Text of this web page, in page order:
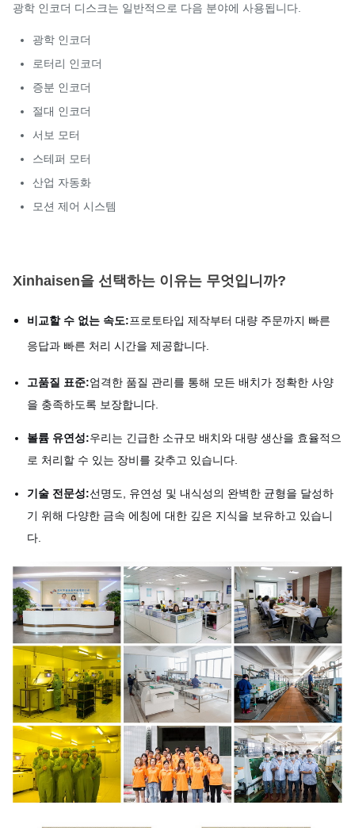
광학 인코더 디스크는 일반적으로 다음 분야에 사용됩니다.
광학 인코더
로터리 인코더
증분 인코더
절대 인코더
서보 모터
스테퍼 모터
산업 자동화
모션 제어 시스템
Xinhaisen을 선택하는 이유는 무엇입니까?
비교할 수 없는 속도:프로토타입 제작부터 대량 주문까지 빠른
응답과 빠른 처리 시간을 제공합니다.
고품질 표준:엄격한 품질 관리를 통해 모든 배치가 정확한 사양
을 충족하도록 보장합니다.
볼륨 유연성:우리는 긴급한 소규모 배치와 대량 생산을 효율적으
로 처리할 수 있는 장비를 갖추고 있습니다.
기술 전문성:선명도, 유연성 및 내식성의 완벽한 균형을 달성하
기 위해 다양한 금속 에칭에 대한 깊은 지식을 보유하고 있습니
다.